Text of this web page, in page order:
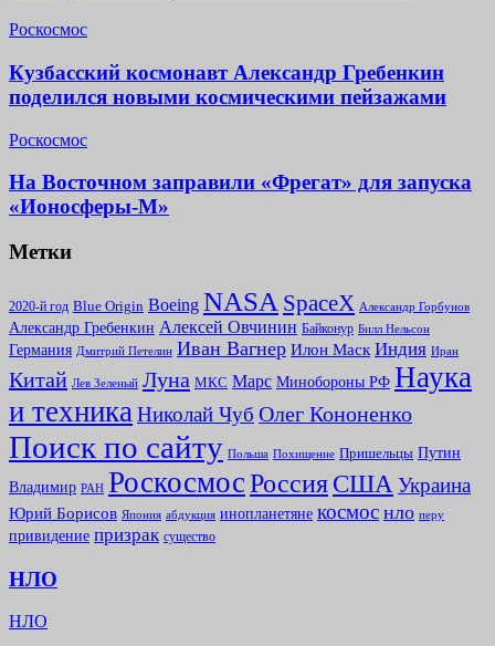
Роскосмос
Кузбасский космонавт Александр Гребенкин
поделился новыми космическими пейзажами
Роскосмос
На Восточном заправили «Фрегат» для запуска
«Ионосферы-М»
Метки
2020-й год Blue Origin Boeing NASA SpaceX Александр Горбунов
Александр Гребенкин Алексей Овчинин Байконур Билл Нельсон
Германия Дмитрий Петелин Иван Вагнер Илон Маск Индия Иран
Китай Лев Зеленый Луна МКС Марс Минoбороны РФ Наука
и техника Николай Чуб Олег Кононенко
Поиск по сайту Польша Похищение Пришельцы Путин
Владимир РАН РоскосмосРоссияСША Украина
Юрий Борисов Япония абдукция инопланетяне космос нло перу
привидение призрак существо
НЛО
НЛО